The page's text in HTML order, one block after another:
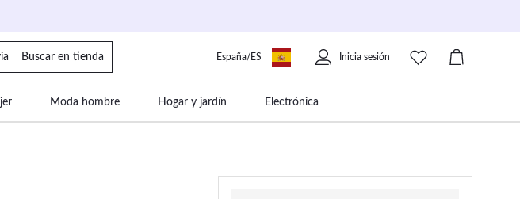
Buscar en tienda España/ES Inicia sesión
Moda hombre Hogar y jardín Electrónica